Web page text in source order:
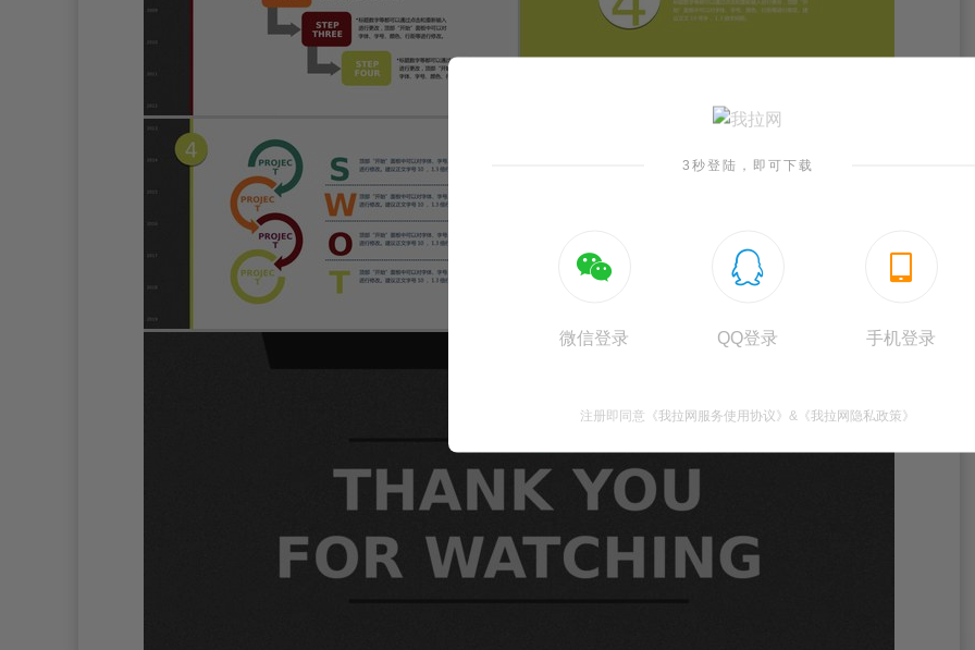
3秒登陆，即可下载

微信登录

QQ登录

手机登录
注册即同意 《我拉网服务使用协议》 & 《我拉网隐私政策》